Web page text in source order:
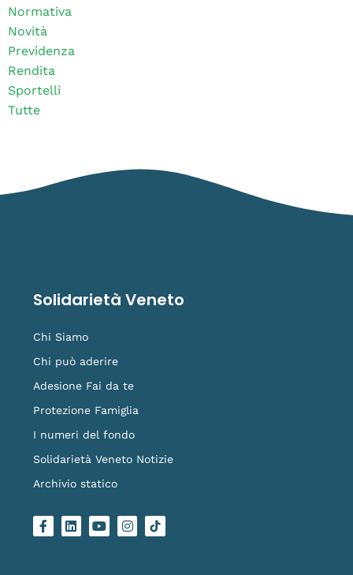
Normativa
Novità
Previdenza
Rendita
Sportelli
Tutte
Solidarietà Veneto
Chi Siamo
Chi può aderire
Adesione Fai da te
Protezione Famiglia
I numeri del fondo
Solidarietà Veneto Notizie
Archivio statico
F
a
L
i
Y
o
I
n
L
o